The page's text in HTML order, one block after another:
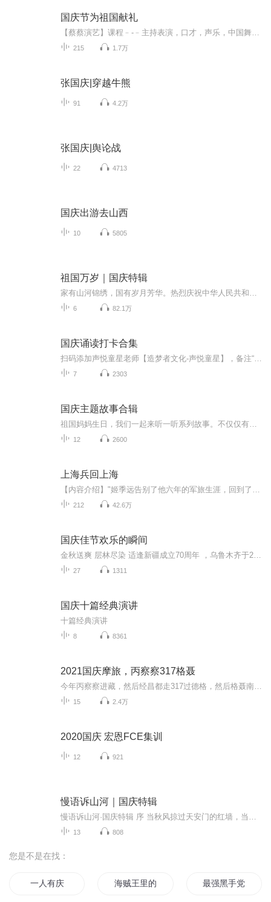
国庆节为祖国献礼
215 1.7万
张国庆|穿越牛熊
91 4.2万
张国庆|舆论战
22 4713
国庆出游去山西
10 5805
祖国万岁｜国庆特辑
6 82.1万
国庆诵读打卡合集
7 2303
国庆主题故事合辑
12 2600
上海兵回上海
212 42.6万
国庆佳节欢乐的瞬间
27 1311
国庆十篇经典演讲
十篇经典演讲
8 8361
2021国庆摩旅，丙察察317格聂
15 2.4万
2020国庆 宏恩FCE集训
12 921
慢语诉山河｜国庆特辑
13 808
您是不是在找：
一人有庆 海贼王里的太子党 最强黑手党